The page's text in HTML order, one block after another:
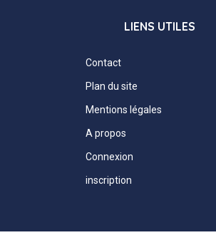
LIENS UTILES
Contact
Plan du site
Mentions légales
A propos
Connexion
inscription